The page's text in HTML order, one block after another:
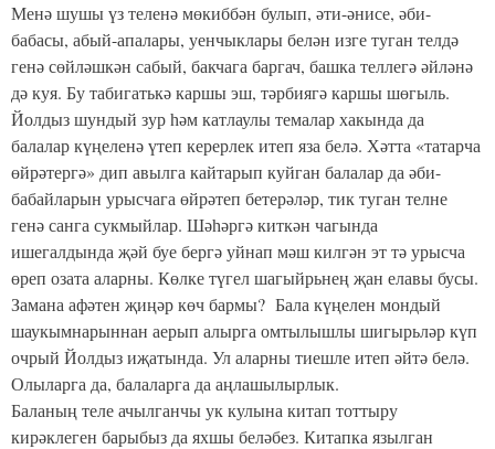
Менә шушы үз теленә мөкиббән булып, әти-әнисе, әби-
бабасы, абый-апалары, уенчыклары белән изге туган телдә
генә сөйләшкән сабый, бакчага баргач, башка теллегә әйләнә
дә куя. Бу табигатькә каршы эш, тәрбиягә каршы шөгыль.
Йолдыз шундый зур һәм катлаулы темалар хакында да
балалар күңеленә үтеп керерлек итеп яза белә. Хәтта «татарча
өйрәтергә» дип авылга кайтарып куйган балалар да әби-
бабайларын урысчага өйрәтеп бетерәләр, тик туган телне
генә санга сукмыйлар. Шәһәргә киткән чагында
ишегалдында җәй буе бергә уйнап мәш килгән эт тә урысча
өреп озата аларны. Көлке түгел шагыйрьнең җан елавы бусы.
Замана афәтен җиңәр көч бармы? Бала күңелен мондый
шаукымнарыннан аерып алырга омтылышлы шигырьләр күп
очрый Йолдыз иҗатында. Ул аларны тиешле итеп әйтә белә.
Олыларга да, балаларга да аңлашылырлык.
Баланың теле ачылганчы ук кулына китап тоттыру
кирәклеген барыбыз да яхшы беләбез. Китапка язылган